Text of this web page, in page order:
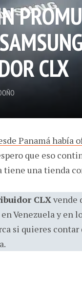
CLX
Panamá había
que eso
tiene una tienda
CLXvende
Venezuela y en
si quieres